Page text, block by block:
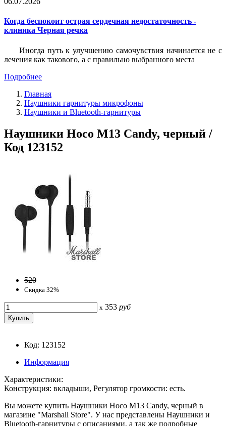
Когда беспокоит острая сердечная недостаточность -
клиника Черная речка
Иногда путь к улучшению самочувствия начинается не с
лечения как такового, а с правильно выбранного места
Подробнее
Главная
Наушники гарнитуры микрофоны
Наушники и Bluetooth-гарнитуры
Наушники Hoco M13 Candy, черный /
Код 123152
520
Скидка 32%
x 353 руб
Код: 123152
Информация
Характеристики:
Конструкция: вкладыши, Регулятор громкости: есть.
Вы можете купить Наушники Hoco M13 Candy, черный в
магазине "Marshall Store". У нас представлены Наушники и
Bluetooth-гарнитуры с описаниями, а так же подробные